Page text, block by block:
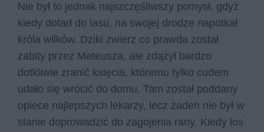
Nie był to jednak najszczęśliwszy pomysł, gdyż
kiedy dotarł do lasu, na swojej drodze napotkał
króla wilków. Dziki zwierz co prawda został
zabity przez Mateusza, ale zdążył bardzo
dotkliwie zranić księcia, któremu tylko cudem
udało się wrócić do domu. Tam został poddany
opiece najlepszych lekarzy, lecz żaden nie był w
stanie doprowadzić do zagojenia rany. Kiedy los